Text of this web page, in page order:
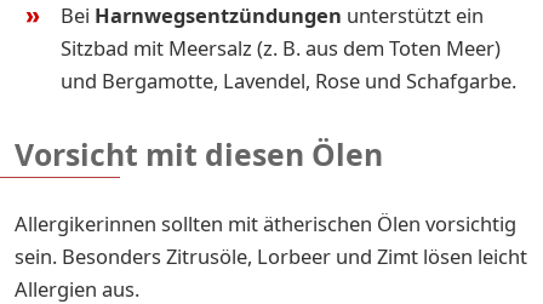
Bei Harnwegsentzündungen unterstützt ein
Sitzbad mit Meersalz (z. B. aus dem Toten Meer)
und Bergamotte, Lavendel, Rose und Schafgarbe.
Vorsicht mit diesen Ölen
Allergikerinnen sollten mit ätherischen Ölen vorsichtig
sein. Besonders Zitrusöle, Lorbeer und Zimt lösen leicht
Allergien aus.